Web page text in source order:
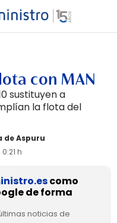
con MAN
sustituyen a
la flota del
de Aspuru
h
como
de forma
noticias de